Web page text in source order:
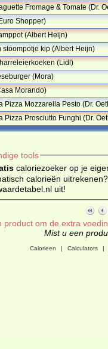
Fromage & Tomate (Dr.
Shopper)
(Albert Heijn)
stoompotje kip (Albert Heijn)
(Lidl)
(Mora)
Morando)
Pizza Mozzarella Pesto (Dr.
Pizza Prosciutto Funghi (Dr.
tools
caloriezoeker op je
calorieën
uit!
product om de extra
Mist u een
Calorieen | Calculators |